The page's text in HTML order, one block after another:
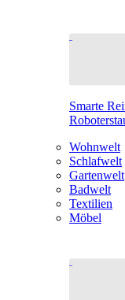
Smarte
Wohnwelt
Schlafwelt
Gartenwelt
Badwelt
Textilien
Möbel